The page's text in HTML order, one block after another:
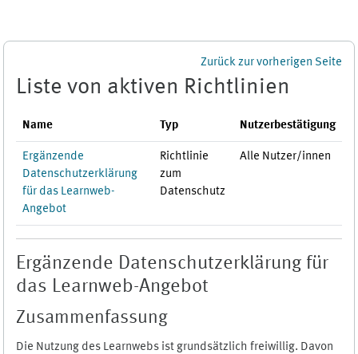
Zurück zur vorherigen Seite
Liste von aktiven Richtlinien
Name Typ Nutzerbestätigung
Ergänzende
Datenschutzerklärung
für das Learnweb-
Angebot
Richtlinie
zum
Datenschutz
Alle Nutzer/innen
Ergänzende Datenschutzerklärung für
das Learnweb-Angebot
Zusammenfassung
Die Nutzung des Learnwebs ist grundsätzlich freiwillig. Davon